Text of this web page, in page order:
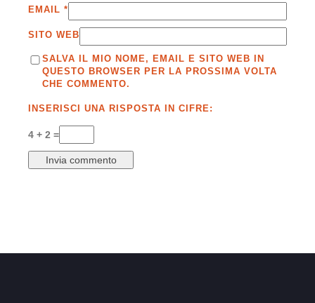
EMAIL *
SITO WEB
SALVA IL MIO NOME, EMAIL E SITO WEB IN
QUESTO BROWSER PER LA PROSSIMA VOLTA
CHE COMMENTO.
INSERISCI UNA RISPOSTA IN CIFRE:
4 + 2 =